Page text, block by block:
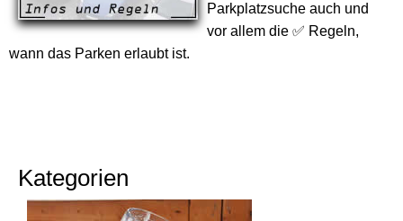
Parkplatzsuche auch und
vor allem die ✅ Regeln,
wann das Parken erlaubt ist.
Kategorien